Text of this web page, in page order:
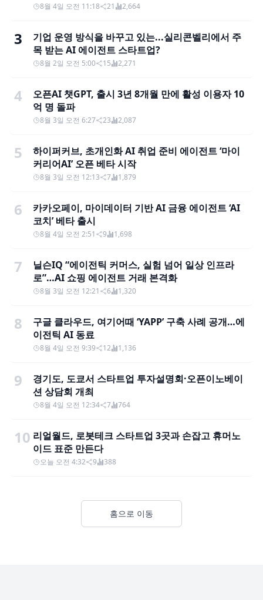
8월 4일 오전 11:18 21 2,664
3
기업 운영 방식을 바꾸고 있는...실리콘벨리에서 주
목 받는 AI 에이전트 스타트업?
8월 2일 오전 5:00 15 2,271
4
오픈AI 챗GPT, 출시 3년 8개월 만에 활성 이용자 10
억 명 돌파
8월 3일 오전 6:27 23 2,087
5
하이퍼커브, 초개인화 AI 취업 준비 에이전트 ‘마이
커리어AI’ 오픈 베타 시작
8월 3일 오전 12:13 7 1,879
6
카카오페이, 마이데이터 기반 AI 금융 에이전트 ‘AI
코치’ 베타 출시
8월 4일 오전 2:51 9 1,698
7
닐슨IQ “에이전틱 커머스, 실험 넘어 일상 인프라
로”…AI 쇼핑 에이전트 거래 본격화
8월 3일 오전 12:21 6 1,320
8
구글 클라우드, 여기어때 ‘YAPP’ 구축 사례 공개…에
이전틱 AI 동료
8월 4일 오전 9:39 12 1,136
9
경기도, 도쿄서 스타트업 투자설명회·오픈이노베이
션 상담회 개최
8월 4일 오전 12:34 7 764
10 리얼월드, 로봇테크 스타트업 3곳과 손잡고 휴머노
이드 표준 만든다
오늘 오전 4:32 9 388
홈으로 이동